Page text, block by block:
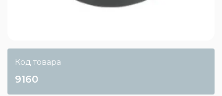
Код товара
9160